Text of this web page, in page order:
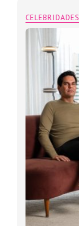
CELEBRIDADES